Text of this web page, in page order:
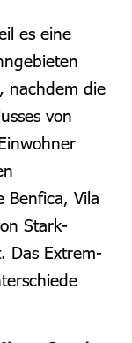
es eine
nachdem die
von
Benfica, Vila
Stark-
Das Extrem-